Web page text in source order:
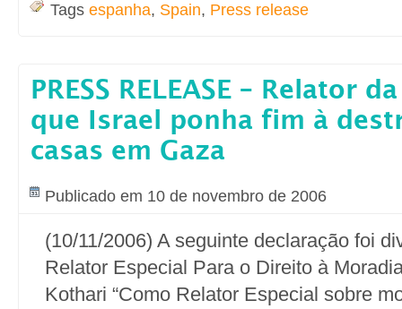
Tags espanha, Spain, Press release
PRESS RELEASE – Relator
que Israel ponha fim à
casas em Gaza
Publicado em 10 de novembro de 2006
(10/11/2006) A seguinte declaração foi
Relator Especial Para o Direito à
Kothari “Como Relator Especial sobre